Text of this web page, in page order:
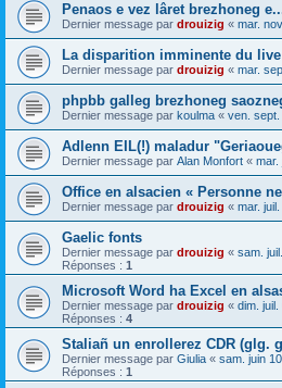
Penaos e vez lâret brezhoneg
Dernier message par drouizig « mar.
La disparition imminente du live
Dernier message par drouizig « mar.
phpbb galleg brezhoneg
Dernier message par koulma « ven. sept.
Adlenn EIL(!) maladur
Dernier message par Alan Monfort « mar.
Office en alsacien « Personne
Dernier message par drouizig « mar.
Gaelic fonts
Dernier message par drouizig « sam.
Réponses : 1
Microsoft Word ha Excel en
Dernier message par drouizig « dim.
Réponses : 4
Staliañ un enrollerez CDR (glg.
Dernier message par Giulia « sam. juin
Réponses : 1